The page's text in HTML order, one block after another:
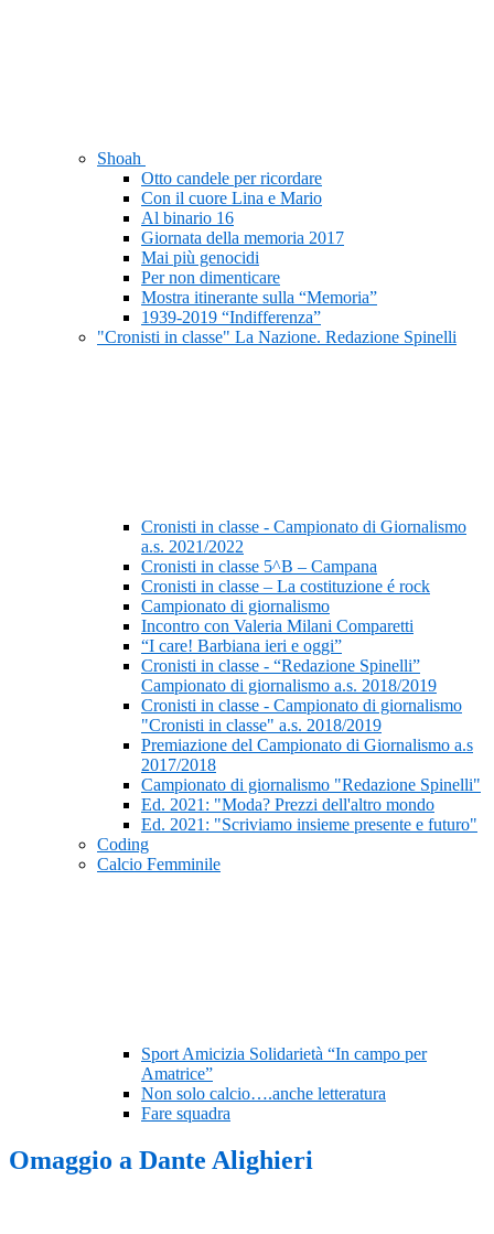
Shoah
Otto candele per ricordare
Con il cuore Lina e Mario
Al binario 16
Giornata della memoria 2017
Mai più genocidi
Per non dimenticare
Mostra itinerante sulla “Memoria”
1939-2019 “Indifferenza”
"Cronisti in classe" La Nazione. Redazione Spinelli
Cronisti in classe - Campionato di Giornalismo
a.s. 2021/2022
Cronisti in classe 5^B – Campana
Cronisti in classe – La costituzione é rock
Campionato di giornalismo
Incontro con Valeria Milani Comparetti
“I care! Barbiana ieri e oggi”
Cronisti in classe - “Redazione Spinelli”
Campionato di giornalismo a.s. 2018/2019
Cronisti in classe - Campionato di giornalismo
"Cronisti in classe" a.s. 2018/2019
Premiazione del Campionato di Giornalismo a.s
2017/2018
Campionato di giornalismo "Redazione Spinelli"
Ed. 2021: "Moda? Prezzi dell'altro mondo
Ed. 2021: "Scriviamo insieme presente e futuro"
Coding
Calcio Femminile
Sport Amicizia Solidarietà “In campo per
Amatrice”
Non solo calcio….anche letteratura
Fare squadra
Omaggio a Dante Alighieri